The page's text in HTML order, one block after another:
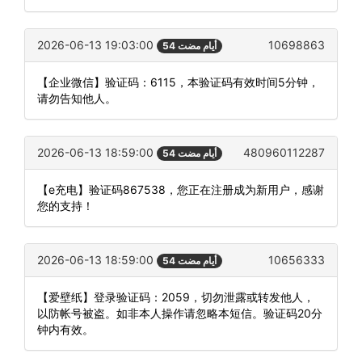
2026-06-13 19:03:00 54 أيام مضت 10698863
【企业微信】验证码：6115，本验证码有效时间5分钟，
请勿告知他人。
2026-06-13 18:59:00 54 أيام مضت 480960112287
【e充电】验证码867538，您正在注册成为新用户，感谢
您的支持！
2026-06-13 18:59:00 54 أيام مضت 10656333
【爱壁纸】登录验证码：2059，切勿泄露或转发他人，
以防帐号被盗。如非本人操作请忽略本短信。验证码20分
钟内有效。